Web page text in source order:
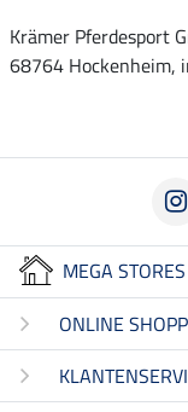
Krämer Pferdesport
68764 Hockenheim,
MEGA STORES
ONLINE